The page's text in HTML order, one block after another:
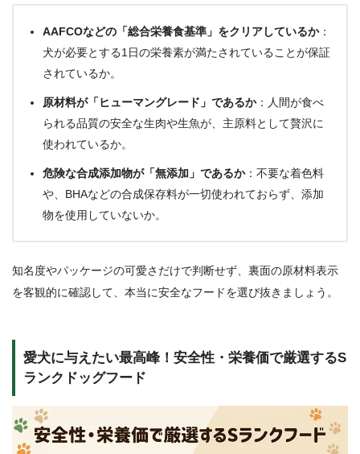
AAFCOなどの「総合栄養食基準」をクリアしているか：
犬が必要とする1日の栄養素が満たされていることが保証
されているか。
原材料が「ヒューマングレード」であるか：人間が食べ
られる品質の安全な生肉や生魚が、主原料として贅沢に
使われているか。
危険な合成添加物が「無添加」であるか：不要な着色料
や、BHAなどの合成保存料が一切使われておらず、添加
物を使用していないか。
知名度やパッケージの可愛さだけで判断せず、裏面の原材料表示
を客観的に確認して、本当に安全なフードを選び抜きましょう。
愛犬に与えたい最高峰！安全性・栄養価で厳選するS
ランクドッグフード